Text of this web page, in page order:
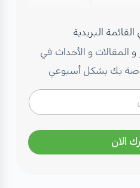
البريدية
المقالات و الأحداث في
بك بشكل أسبوعي
الان